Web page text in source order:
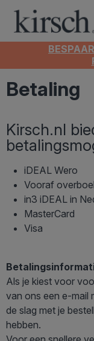
Betaling
Kirsch.nl
iDEAL Wero
Vooraf
in3 iDEAL in
MasterCard
Visa
Als je kiest voor
van ons een e-mail
de slag met je
hebben.